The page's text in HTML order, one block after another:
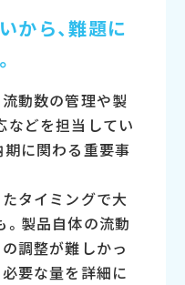
から、難題に
動数の管理や製
などを担当してい
期に関わる重要事
タイミングで大
製品自体の流動
調整が難しかっ
要な量を詳細に